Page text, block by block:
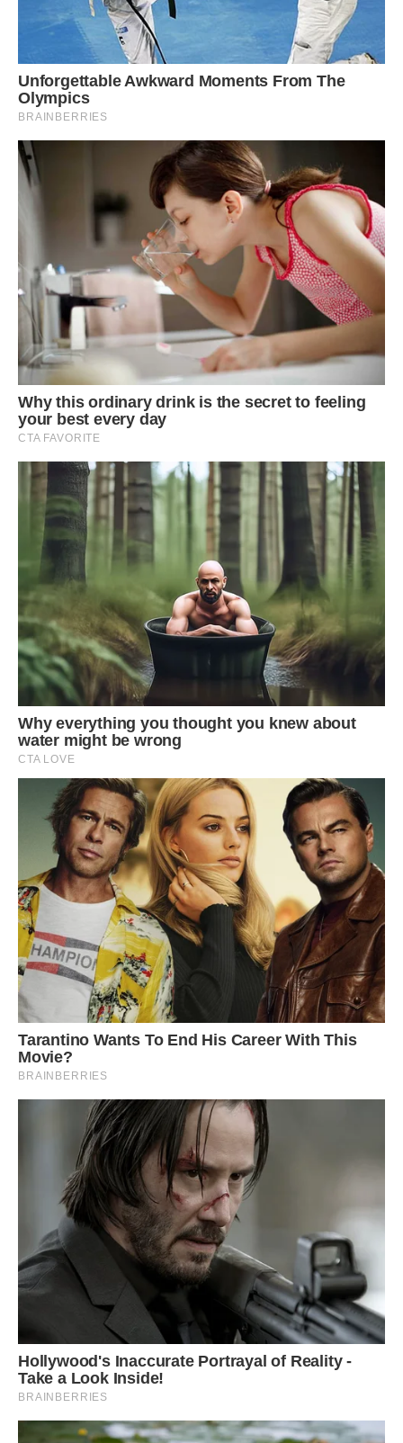
листа. Тільки випадкові лінії та каракулі.
Я сіла поруч з нею. Вона подивилася на мене своїми
ясними, але абсолютно чужими очима.
— Ви знаєте, — продовжила вона, — я так пишаюся нею.
комусь образити її.
В той момент я зрозуміла, що хоча вона не знає, хто я,
вона пам’ятає про мою суть. Вона пам’ятає любов.
Максим прийшов пізно ввечері. Ми сіли на кухні.
— Ну що? — запитав він. — Ти думала?
— Я не можу цього зробити, — сказала я, дивлячись
прямо на нього.
Він спокійно кивнув. Наче очікував на це, або, можливо,
наче це був лише один з варіантів розвитку подій.
— Ти розумієш, що це означає? — запитав він.
— Розумію.
— Я не зможу так жити далі. Я не маю наміру витрачати
свої найкращі роки на догляд за чужою людиною, навіть
якщо це мама моєї дівчини. Це не те життя, яке я собі
малював.